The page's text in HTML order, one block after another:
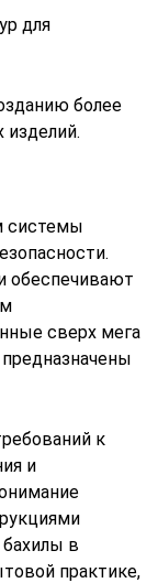
для
более
изделий.
системы
обеспечивают
сверх мега
к
и
в
практике,